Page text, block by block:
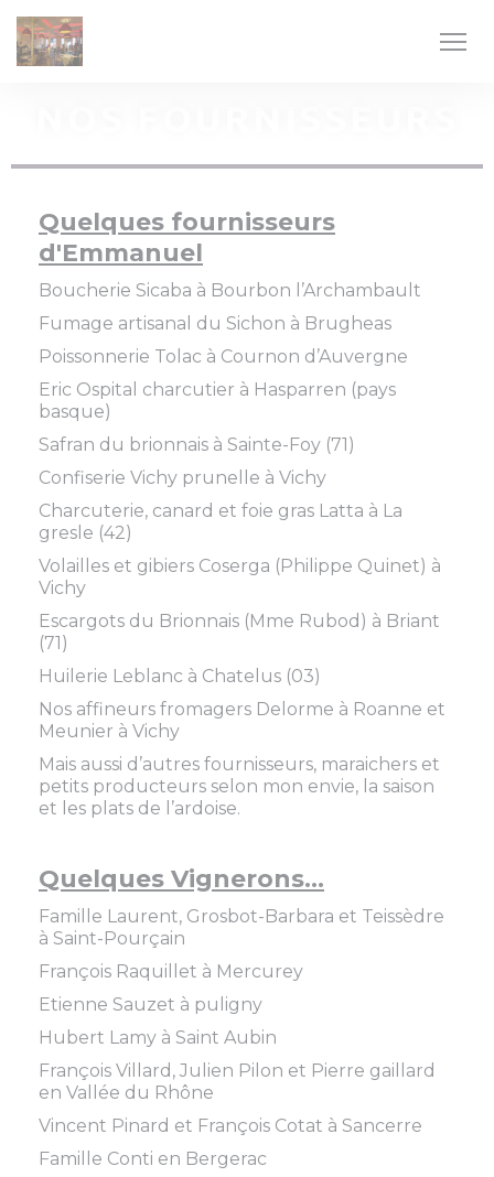
Quelques fournisseurs
d'Emmanuel
Boucherie Sicaba à Bourbon l’Archambault
Fumage artisanal du Sichon à Brugheas
Poissonnerie Tolac à Cournon d’Auvergne
Eric Ospital charcutier à Hasparren (pays
basque)
Safran du brionnais à Sainte-Foy (71)
Confiserie Vichy prunelle à Vichy
Charcuterie, canard et foie gras Latta à La
gresle (42)
Volailles et gibiers Coserga (Philippe Quinet) à
Vichy
Escargots du Brionnais (Mme Rubod) à Briant
(71)
Huilerie Leblanc à Chatelus (03)
Nos affineurs fromagers Delorme à Roanne et
Meunier à Vichy
Mais aussi d’autres fournisseurs, maraichers et
petits producteurs selon mon envie, la saison
et les plats de l’ardoise.
Quelques Vignerons…
Famille Laurent, Grosbot-Barbara et Teissèdre
à Saint-Pourçain
François Raquillet à Mercurey
Etienne Sauzet à puligny
Hubert Lamy à Saint Aubin
François Villard, Julien Pilon et Pierre gaillard
en Vallée du Rhône
Vincent Pinard et François Cotat à Sancerre
Famille Conti en Bergerac